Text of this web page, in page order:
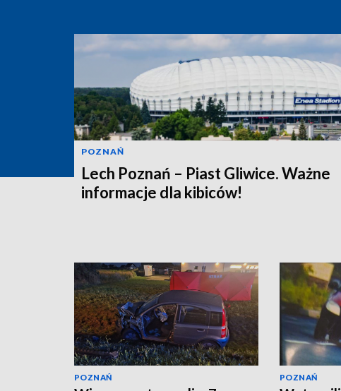
POZNAŃ
Lech Poznań – Piast Gliwice. Ważne
informacje dla kibiców!
POZNAŃ POZNAŃ